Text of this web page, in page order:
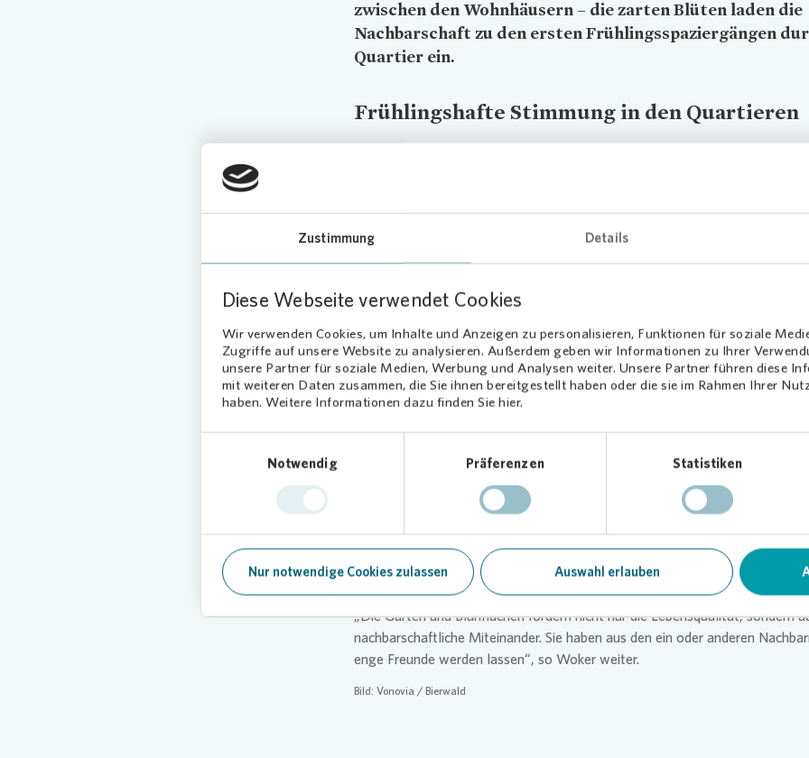
Zustimmung Details
Diese Webseite verwendet Cookies
Wir verwenden Cookies, um Inhalte und Anzeigen zu personalisieren, Funktionen für soziale
Zugriffe auf unsere Website zu analysieren. Außerdem geben wir Informationen zu Ihrer
unsere Partner für soziale Medien, Werbung und Analysen weiter. Unsere Partner führen diese
mit weiteren Daten zusammen, die Sie ihnen bereitgestellt haben oder die sie im Rahmen Ihrer
haben. Weitere Informationen dazu finden Sie hier.
Notwendig
Präferenzen Statistiken
Nur notwendige Cookies zulassen Auswahl erlauben
zwischen den Wohnhäusern – die zarten Blüten laden die
Nachbarschaft zu den ersten Frühlingsspaziergängen
Quartier ein.
Frühlingshafte Stimmung in den Quartieren
nach draußen verlagern – mit Nachbarschaftstreffen, gemeinsamen
Garten und viel frischer Luft“, erklärt
VonoviaQuartiersentwicklerin Nora
Dabei sind es unter anderem diese grünen Rückzugsorte und die
gepflegten Flächen, die die Verbundenheit der Menschen mit ihrem
„Die Gärten und Blühflächen fördern nicht nur die Lebensqualität, sondern
nachbarschaftliche Miteinander. Sie haben aus den ein oder anderen
enge Freunde werden lassen“, so Woker weiter.
Bild: Vonovia / Bierwald